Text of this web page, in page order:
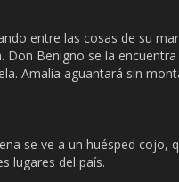
entre las cosas de su
Don Benigno se la
Amalia aguantará sin
se ve a un huésped
lugares del país.